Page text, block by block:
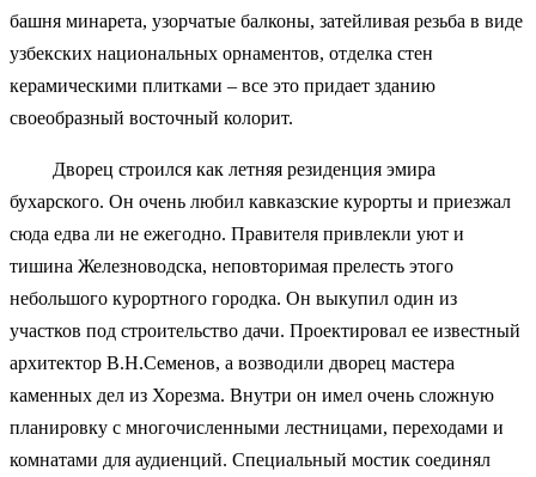
башня минарета, узорчатые балконы, затейливая резьба в виде
узбекских национальных орнаментов, отделка стен
керамическими плитками – все это придает зданию
своеобразный восточный колорит.
Дворец строился как летняя резиденция эмира
бухарского. Он очень любил кавказские курорты и приезжал
сюда едва ли не ежегодно. Правителя привлекли уют и
тишина Железноводска, неповторимая прелесть этого
небольшого курортного городка. Он выкупил один из
участков под строительство дачи. Проектировал ее известный
архитектор В.Н.Семенов, а возводили дворец мастера
каменных дел из Хорезма. Внутри он имел очень сложную
планировку с многочисленными лестницами, переходами и
комнатами для аудиенций. Специальный мостик соединял